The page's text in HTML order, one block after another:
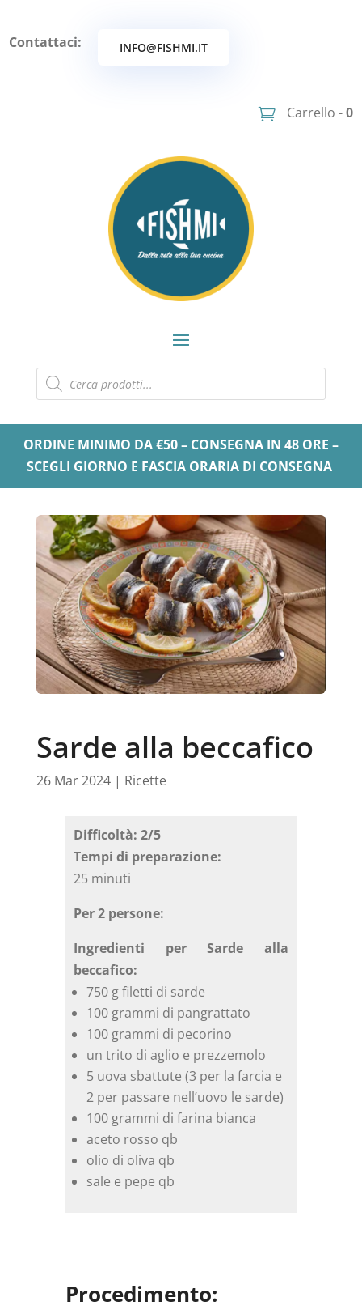
Contattaci: INFO@FISHMI.IT
Carrello -0
Products
search
ORDINE MINIMO DA €50 – CONSEGNA IN 48 ORE –
SCEGLI GIORNO E FASCIA ORARIA DI CONSEGNA
Sarde alla beccafico
26 Mar 2024| Ricette
Difficoltà: 2/5
Tempi di preparazione:
25 minuti
Per 2 persone:
Ingredienti per Sarde alla
beccafico:
750 g filetti di sarde
100 grammi di pangrattato
100 grammi di pecorino
un trito di aglio e prezzemolo
5 uova sbattute (3 per la farcia e
2 per passare nell’uovo le sarde)
100 grammi di farina bianca
aceto rosso qb
olio di oliva qb
sale e pepe qb
Procedimento: